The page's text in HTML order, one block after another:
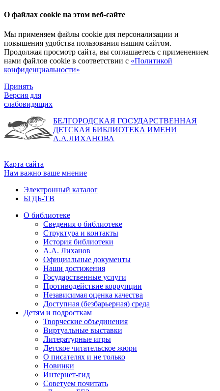
О файлах cookie на этом веб-сайте
Мы применяем файлы cookie для персонализации и
повышения удобства пользования нашим сайтом.
Продолжая просмотр сайта, вы соглашаетесь с применением
нами файлов cookie в соответствии с «Политикой
конфиденциальности»
Принять
Версия для
слабовидящих
БЕЛГОРОДСКАЯ ГОСУДАРСТВЕННАЯ
ДЕТСКАЯ БИБЛИОТЕКА ИМЕНИ
А.А.ЛИХАНОВА
Карта сайта
Нам важно ваше мнение
Электронный каталог
БГДБ-ТВ
О библиотеке
Сведения о библиотеке
Структура и контакты
История библиотеки
А.А. Лиханов
Официальные документы
Наши достижения
Государственные услуги
Противодействие коррупции
Независимая оценка качества
Доступная (безбарьерная) среда
Детям и подросткам
Творческие объединения
Виртуальные выставки
Литературные игры
Детское читательское жюри
О писателях и не только
Новинки
Интернет-гид
Советуем почитать